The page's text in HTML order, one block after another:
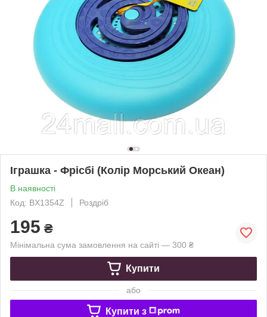
Іграшка - Фрісбі (Колір Морський Океан)
В наявності
Код: BX1354Z
Роздріб
195 ₴
Мінімальна сума замовлення на сайті — 300 ₴
Купити
або
Купити з